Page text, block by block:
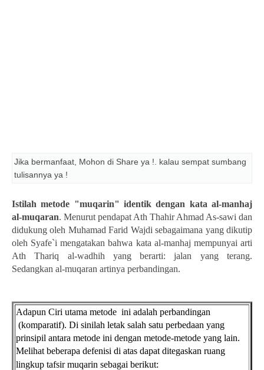
Jika bermanfaat, Mohon di Share ya !. kalau sempat sumbang
tulisannya ya !
Istilah metode "muqarin" identik dengan kata al-manhaj
al-muqaran. Menurut pendapat Ath Thahir Ahmad As-sawi dan
didukung oleh Muhamad Farid Wajdi sebagaimana yang dikutip
oleh Syafe`i mengatakan bahwa kata al-manhaj mempunyai arti
Ath Thariq al-wadhih yang berarti: jalan yang terang.
Sedangkan al-muqaran artinya perbandingan.
Adapun Ciri utama metode ini adalah perbandingan
(komparatif). Di sinilah letak salah satu perbedaan yang
prinsipil antara metode ini dengan metode-metode yang lain.
Melihat beberapa defenisi di atas dapat ditegaskan ruang
lingkup tafsir muqarin sebagai berikut: